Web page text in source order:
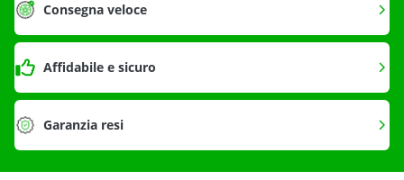
Consegna veloce
Affidabile e sicuro
Garanzia resi